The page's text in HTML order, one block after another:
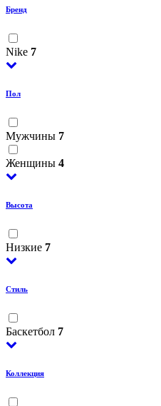
Бренд
Nike 7
Пол
Мужчины 7
Женщины 4
Высота
Низкие 7
Стиль
Баскетбол 7
Коллекция